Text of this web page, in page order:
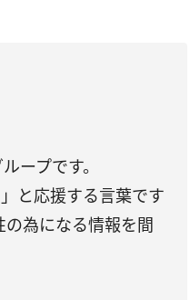
ープです。
と応援する言葉です
為になる情報を間